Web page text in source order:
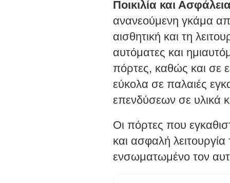
Ποικιλία και
ανανεούμενη γκάμα
αισθητική και τη
αυτόμα­τες και
πόρτες, καθώς και σε
εύκολα σε παλαιές
επενδύσεων σε υλικά
Οι πόρτες που
και ασφαλή
ενσωματωμένο τον